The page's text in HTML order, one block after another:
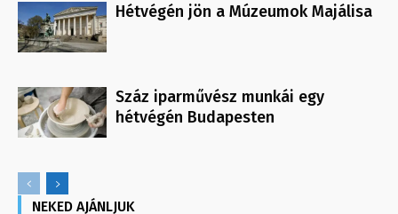
Hétvégén jön a Múzeumok Majálisa
Száz iparművész munkái egy
hétvégén Budapesten
NEKED AJÁNLJUK